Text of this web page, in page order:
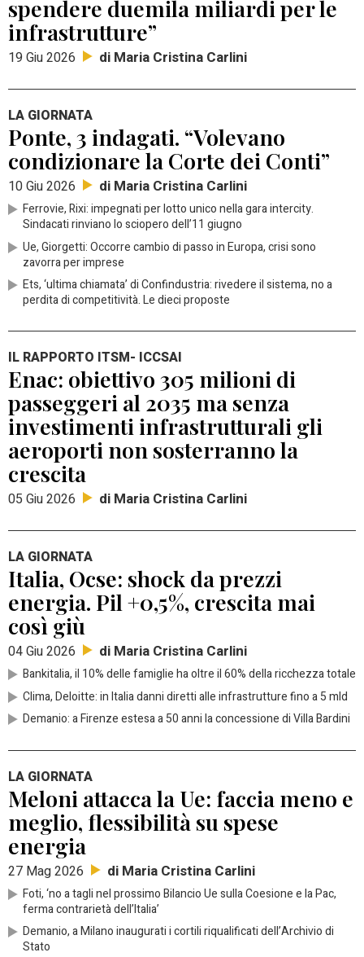
spendere duemila miliardi per le
infrastrutture”
19 Giu 2026 di Maria Cristina Carlini
LA GIORNATA
Ponte, 3 indagati. “Volevano
condizionare la Corte dei Conti”
10 Giu 2026 di Maria Cristina Carlini
Ferrovie, Rixi: impegnati per lotto unico nella gara intercity.
Sindacati rinviano lo sciopero dell’11 giugno
Ue, Giorgetti: Occorre cambio di passo in Europa, crisi sono
zavorra per imprese
Ets, ‘ultima chiamata’ di Confindustria: rivedere il sistema, no a
perdita di competitività. Le dieci proposte
IL RAPPORTO ITSM- ICCSAI
Enac: obiettivo 305 milioni di
passeggeri al 2035 ma senza
investimenti infrastrutturali gli
aeroporti non sosterranno la
crescita
05 Giu 2026 di Maria Cristina Carlini
LA GIORNATA
Italia, Ocse: shock da prezzi
energia. Pil +0,5%, crescita mai
così giù
04 Giu 2026 di Maria Cristina Carlini
Bankitalia, il 10% delle famiglie ha oltre il 60% della ricchezza totale
Clima, Deloitte: in Italia danni diretti alle infrastrutture fino a 5 mld
Demanio: a Firenze estesa a 50 anni la concessione di Villa Bardini
LA GIORNATA
Meloni attacca la Ue: faccia meno e
meglio, flessibilità su spese
energia
27 Mag 2026 di Maria Cristina Carlini
Foti, ‘no a tagli nel prossimo Bilancio Ue sulla Coesione e la Pac,
ferma contrarietà dell’Italia’
Demanio, a Milano inaugurati i cortili riqualificati dell’Archivio di
Stato